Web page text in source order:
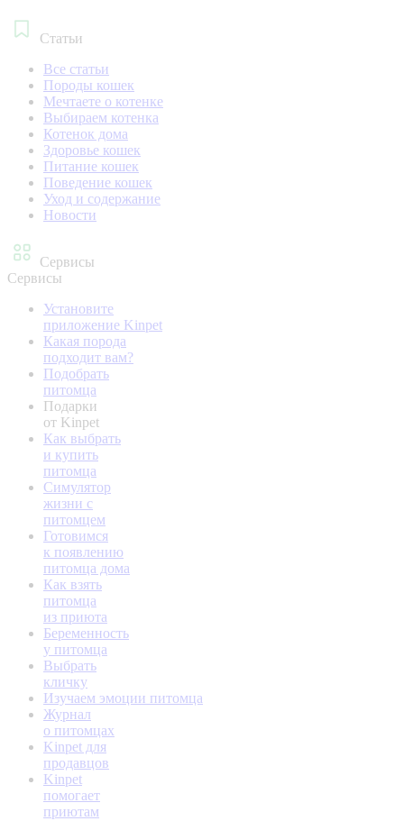
Статьи
Все статьи
Породы кошек
Мечтаете о котенке
Выбираем котенка
Котенок дома
Здоровье кошек
Питание кошек
Поведение кошек
Уход и содержание
Новости
Сервисы
Сервисы
Установите
приложение Kinpet
Какая порода
подходит вам?
Подобрать
питомца
Подарки
от Kinpet
Как выбрать
и купить
питомца
Симулятор
жизни с
питомцем
Готовимся
к появлению
питомца дома
Как взять
питомца
из приюта
Беременность
у питомца
Выбрать
кличку
Изучаем эмоции питомца
Журнал
о питомцах
Kinpet для
продавцов
Kinpet
помогает
приютам